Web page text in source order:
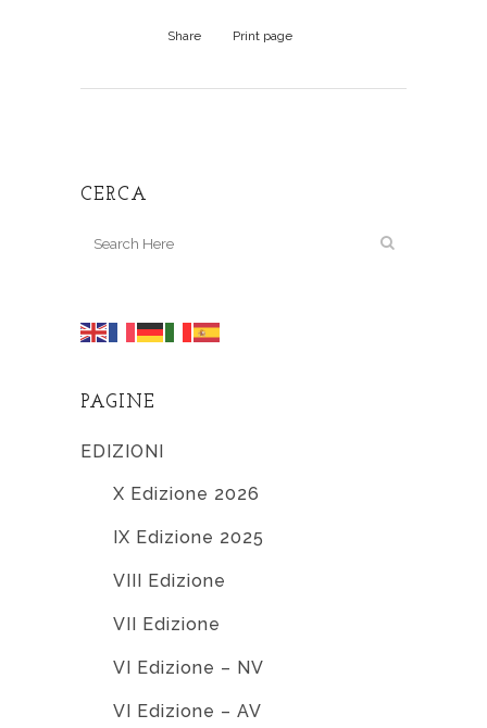
Share Print page
CERCA
PAGINE
EDIZIONI
X Edizione 2026
IX Edizione 2025
VIII Edizione
VII Edizione
VI Edizione – NV
VI Edizione – AV